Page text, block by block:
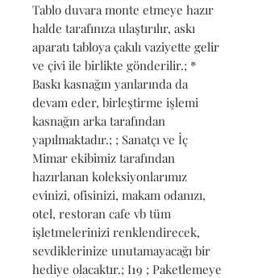
Tablo duvara monte etmeye hazır
halde tarafınıza ulaştırılır, askı
aparatı tabloya çakılı vaziyette gelir
ve çivi ile birlikte gönderilir.; *
Baskı kasnağın yanlarında da
devam eder, birleştirme işlemi
kasnağın arka tarafından
yapılmaktadır.; ; Sanatçı ve İç
Mimar ekibimiz tarafından
hazırlanan koleksiyonlarımız
evinizi, ofisinizi, makam odanızı,
otel, restoran cafe vb tüm
işletmelerinizi renklendirecek,
sevdiklerinize unutamayacağı bir
hediye olacaktır.; I19 ; Paketlemeye